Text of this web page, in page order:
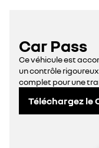
Car Pass
Ce véhicule est
un contrôle
complet pour une
Téléchargez le